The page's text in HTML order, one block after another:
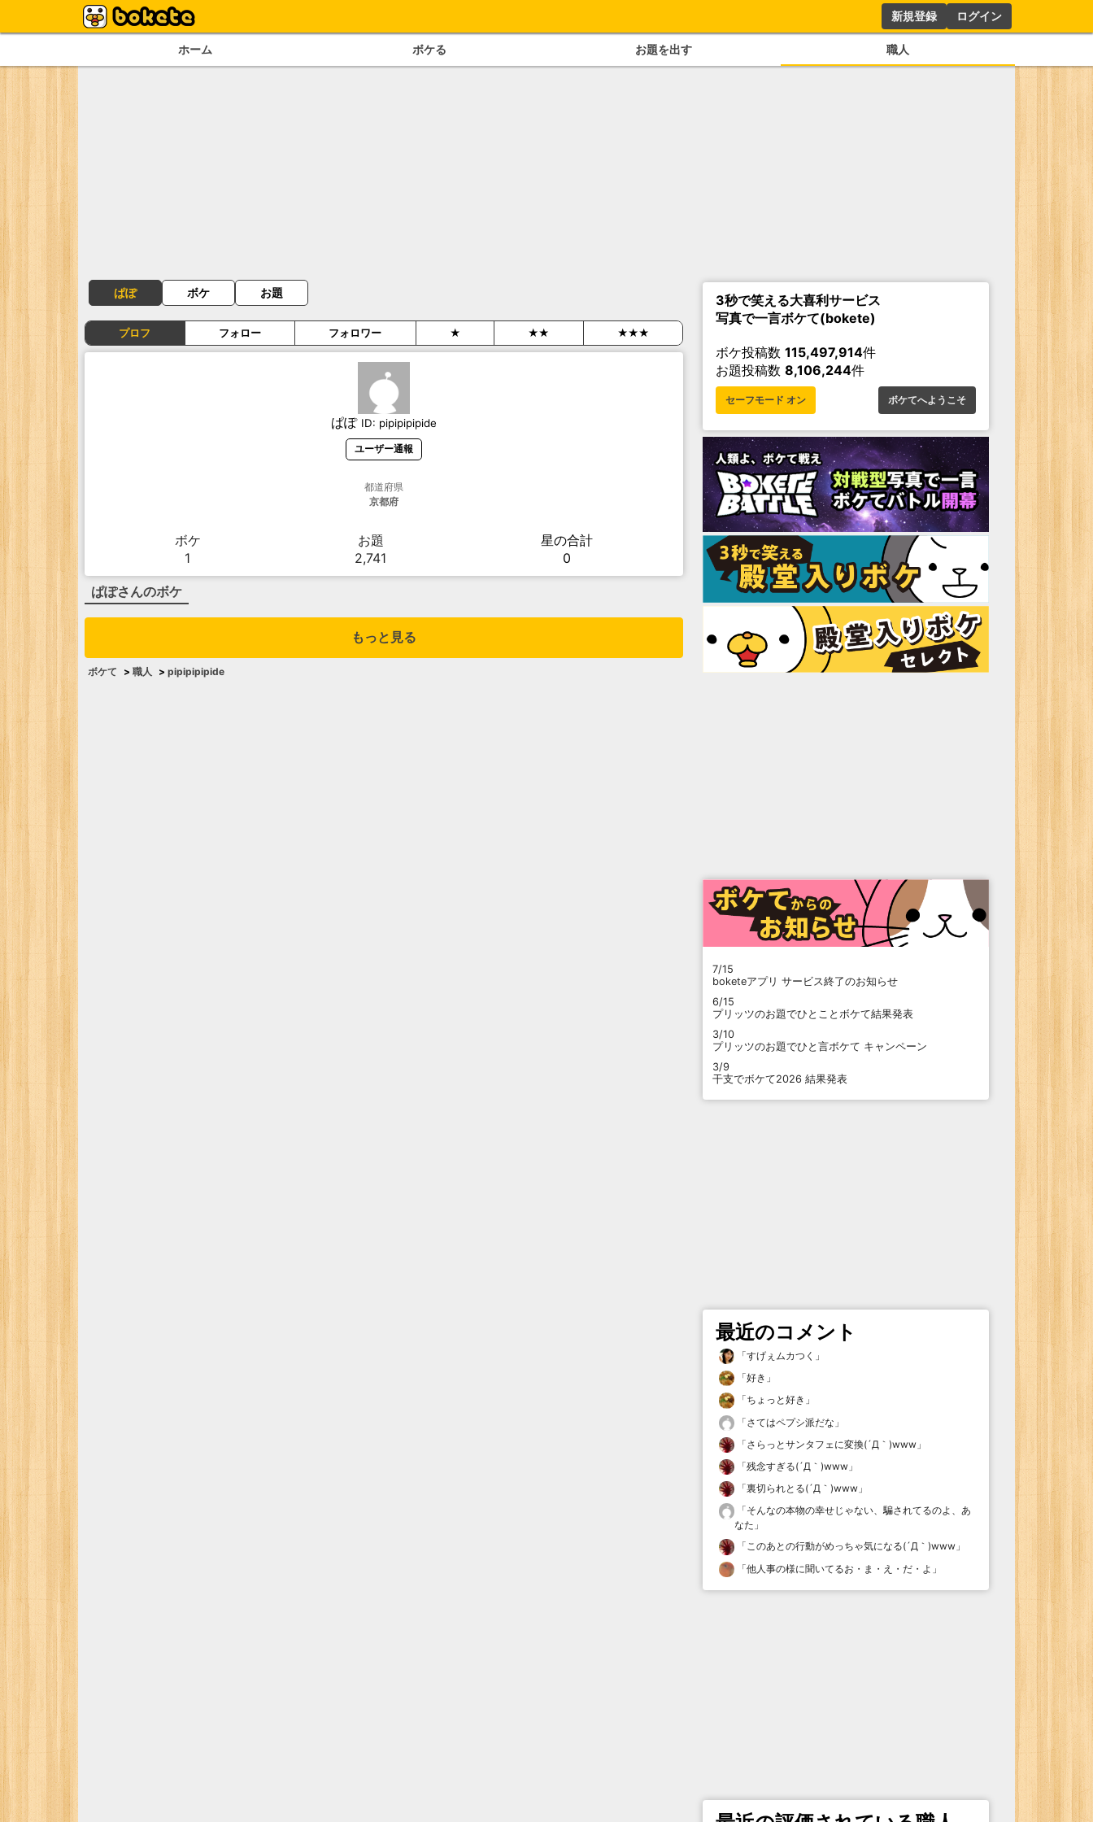
新規登録 ログイン
ホーム ボケる お題を出す 職人
ぱぽ ボケ お題
プロフ フォロー フォロワー ★ ★★ ★★★
ぱぽ ID: pipipipipide
ユーザー通報
都道府県
京都府
ボケ
1
お題
2,741
星の合計
0
ぱぽさんのボケ
もっと見る
ボケて > 職人 > pipipipipide
3秒で笑える大喜利サービス
写真で一言ボケて(bokete)
ボケ投稿数 115,497,914件
お題投稿数 8,106,244件
セーフモード オン ボケてへようこそ
7/15
boketeアプリ サービス終了のお知らせ
6/15
プリッツのお題でひとことボケて結果発表
3/10
プリッツのお題でひと言ボケて キャンペーン
3/9
干支でボケて2026 結果発表
最近のコメント
「すげぇムカつく 」
「好き 」
「ちょっと好き 」
「さてはペプシ派だな 」
「さらっとサンタフェに変換(´Д｀)www 」
「残念すぎる(´Д｀)www 」
「裏切られとる(´Д｀)www 」
「そんなの本物の幸せじゃない、騙されてるのよ、あ
なた 」
「このあとの行動がめっちゃ気になる(´Д｀)www 」
「他人事の様に聞いてるお・ま・え・だ・よ 」